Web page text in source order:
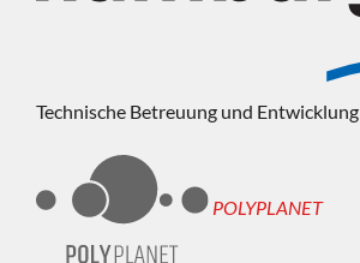
Technische Betreuung und Entwicklung
POLYPLANET